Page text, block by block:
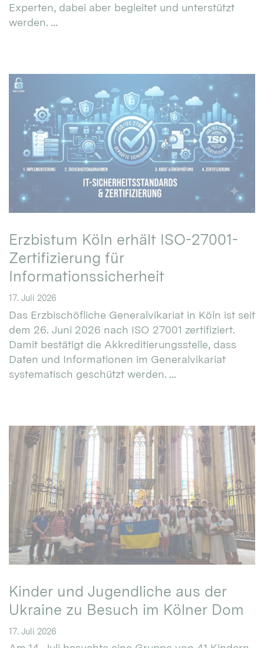
Experten, dabei aber begleitet und unterstützt
werden. ...
Erzbistum Köln erhält ISO-27001-
Zertifizierung für
Informationssicherheit
17. Juli 2026
Das Erzbischöfliche Generalvikariat in Köln ist seit
dem 26. Juni 2026 nach ISO 27001 zertifiziert.
Damit bestätigt die Akkreditierungsstelle, dass
Daten und Informationen im Generalvikariat
systematisch geschützt werden. ...
Kinder und Jugendliche aus der
Ukraine zu Besuch im Kölner Dom
17. Juli 2026